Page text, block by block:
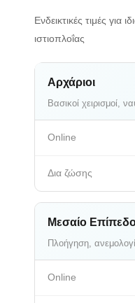
Ενδεικτικές τιμές για
ιστιοπλοΐας
Αρχάριοι
Βασικοί χειρισμοί,
Μεσαίο
Πλοήγηση,